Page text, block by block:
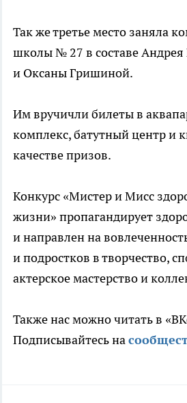
Так же третье место заняла
школы № 27 в составе
и Оксаны Гришиной.
Им вручичли билеты в
комплекс, батутный центр и
качестве призов.
Конкурс «Мистер и Мисс
жизни» пропагандирует
и направлен на
и подростков в творчество,
актерское мастерство и
Также нас можно читать в
Подписывайтесь на